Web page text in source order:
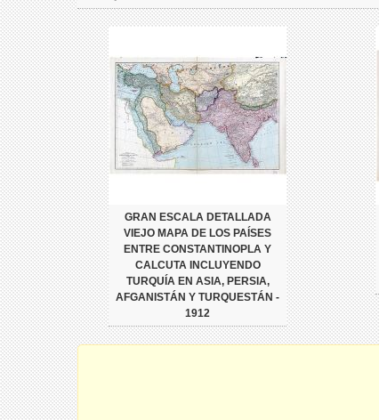
GRAN ESCALA DETALLADA
VIEJO MAPA DE LOS PAÍSES
ENTRE CONSTANTINOPLA Y
CALCUTA INCLUYENDO
TURQUÍA EN ASIA, PERSIA,
AFGANISTÁN Y TURQUESTÁN -
1912